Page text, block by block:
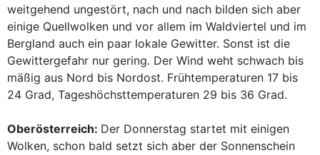
weitgehend ungestört, nach und nach bilden sich aber
einige Quellwolken und vor allem im Waldviertel und im
Bergland auch ein paar lokale Gewitter. Sonst ist die
Gewittergefahr nur gering. Der Wind weht schwach bis
mäßig aus Nord bis Nordost. Frühtemperaturen 17 bis
24 Grad, Tageshöchsttemperaturen 29 bis 36 Grad.
Oberösterreich: Der Donnerstag startet mit einigen
Wolken, schon bald setzt sich aber der Sonnenschein